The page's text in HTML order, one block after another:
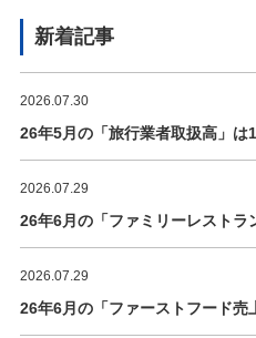
新着記事
2026.07.30
26年5月の「旅行業者取扱高」は
2026.07.29
26年6月の「ファミリーレストラ
2026.07.29
26年6月の「ファーストフード売